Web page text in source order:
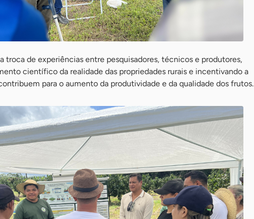
troca de experiências entre pesquisadores, técnicos e produtores,
científico da realidade das propriedades rurais e incentivando a
para o aumento da produtividade e da qualidade dos frutos.